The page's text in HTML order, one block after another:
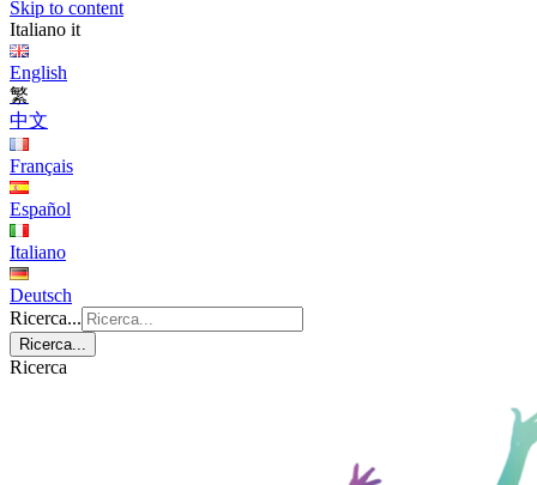
Skip to content
Italiano it
English
繁
中文
Français
Español
Italiano
Deutsch
Ricerca...
Ricerca...
Ricerca